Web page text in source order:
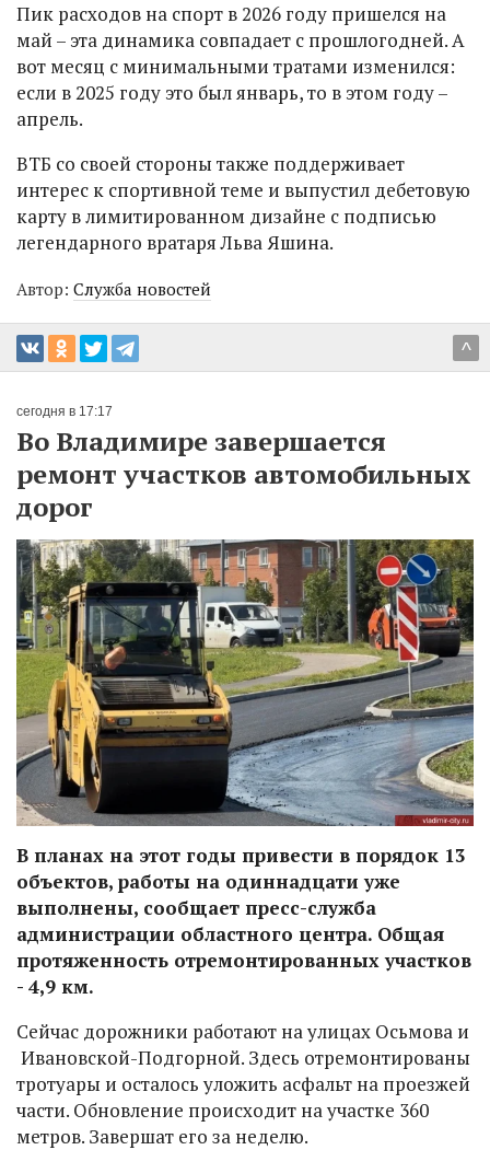
Пик расходов на спорт в 2026 году пришелся на
май – эта динамика совпадает с прошлогодней. А
вот месяц с минимальными тратами изменился:
если в 2025 году это был январь, то в этом году –
апрель.
ВТБ со своей стороны также поддерживает
интерес к спортивной теме и выпустил дебетовую
карту в лимитированном дизайне с подписью
легендарного вратаря Льва Яшина.
Автор: Служба новостей
^
сегодня в 17:17
Во Владимире завершается
ремонт участков автомобильных
дорог
В планах на этот годы привести в порядок 13
объектов, работы на одиннадцати уже
выполнены, сообщает пресс-служба
администрации областного центра. Общая
протяженность отремонтированных участков
- 4,9 км.
Сейчас дорожники работают на улицах Осьмова и
Ивановской-Подгорной. Здесь отремонтированы
тротуары и осталось уложить асфальт на проезжей
части. Обновление происходит на участке 360
метров. Завершат его за неделю.